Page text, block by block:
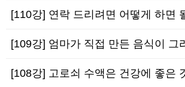
[110강] 연락 드리려면 어떻게 하면 될까요? How
[109강] 엄마가 직접 만든 음식이 그리웠어요. I’ve
[108강] 고로쇠 수액은 건강에 좋은 것으로 알려져 있어요.